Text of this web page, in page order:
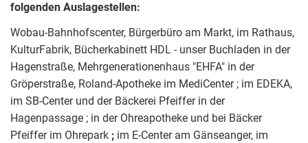
folgenden Auslagestellen:
Wobau-Bahnhofscenter, Bürgerbüro am Markt, im Rathaus,
KulturFabrik, Bücherkabinett HDL - unser Buchladen in der
Hagenstraße, Mehrgenerationenhaus "EHFA" in der
Gröperstraße, Roland-Apotheke im MediCenter ; im EDEKA,
im SB-Center und der Bäckerei Pfeiffer in der
Hagenpassage ; in der Ohreapotheke und bei Bäcker
Pfeiffer im Ohrepark ; im E-Center am Gänseanger, im